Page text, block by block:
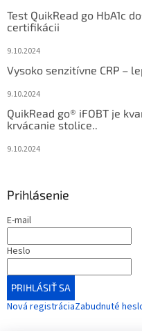
Test QuikRead go HbA1c
certifikácii
9.10.2024
Vysoko senzitívne CRP –
9.10.2024
QuikRead go® iFOBT je
krvácanie stolice..
9.10.2024
Prihlásenie
E-mail
Heslo
PRIHLÁSIŤ SA
Nová registráciaZabudnuté